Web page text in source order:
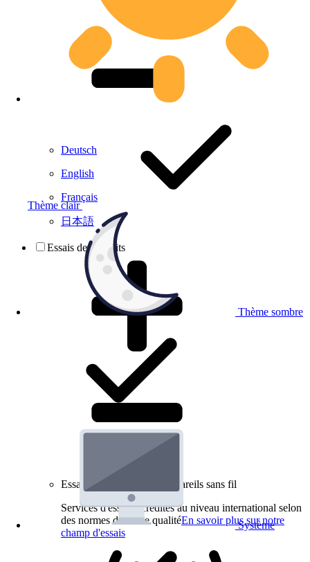
Thème clair
Thème sombre
Système
Deutsch
English
Français
日本語
Essais de produits
Essais de produits pour appareils sans fil
Services d'essai accrédités au niveau international selon
des normes de haute qualitéEn savoir plus sur notre
champ d'essais